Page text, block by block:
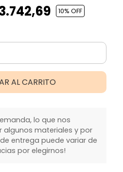
10% OFF
AL CARRITO
lo que nos
algunos materiales y por
entrega puede variar de
por elegirnos!